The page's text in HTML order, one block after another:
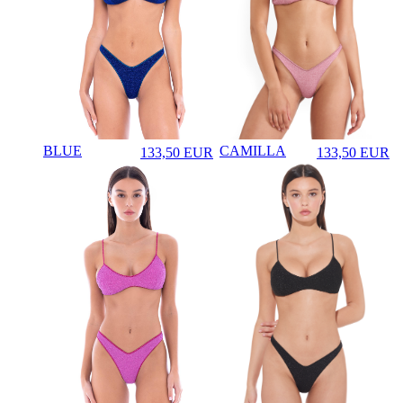
♡
BLUE 133,50 EUR
Prezzo in aggiornamento
♡
CAMILLA 133,50 EUR
Prezzo in